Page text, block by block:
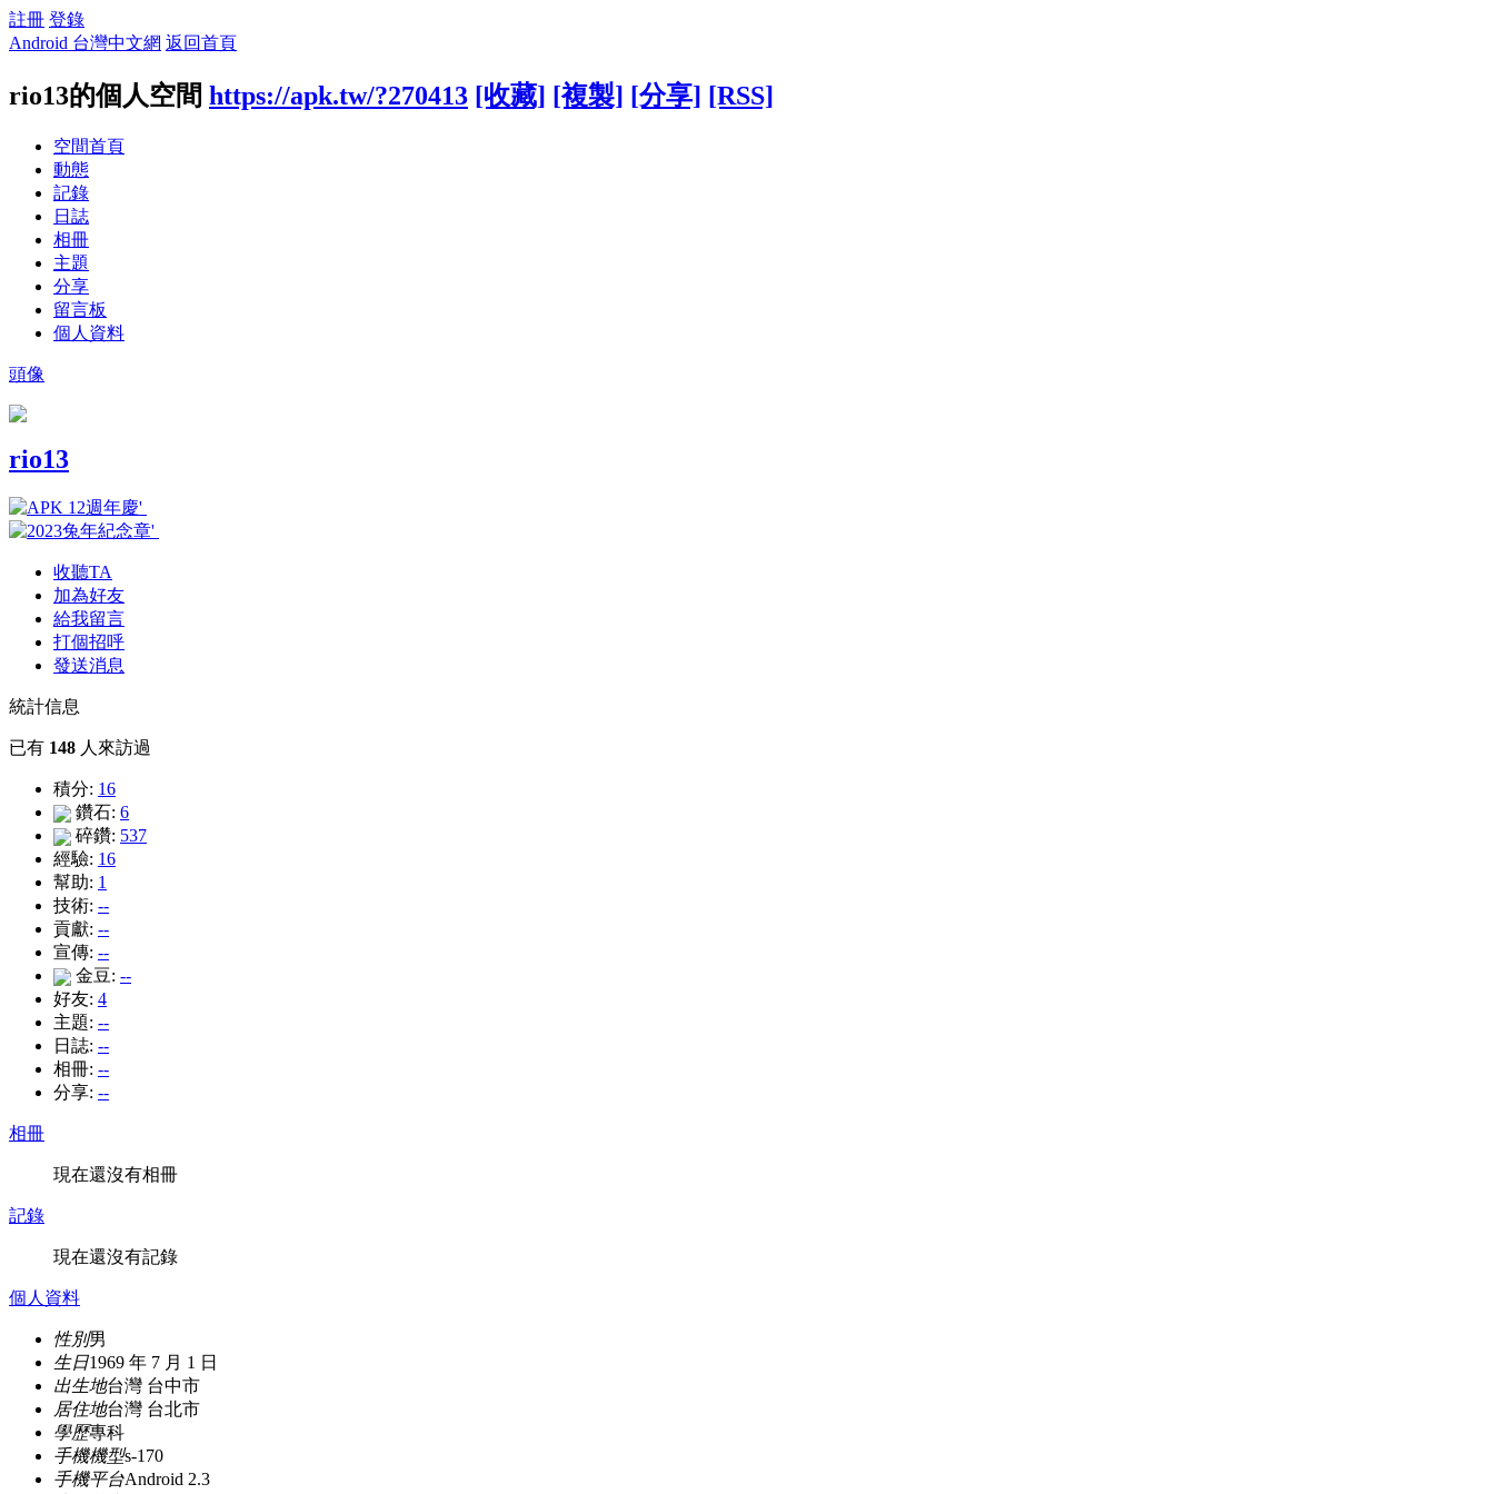
註冊 登錄
Android 台灣中文網 返回首頁
rio13的個人空間 https://apk.tw/?270413 [收藏] [複製] [分享] [RSS]
空間首頁
動態
記錄
日誌
相冊
主題
分享
留言板
個人資料
頭像
rio13
收聽TA
加為好友
給我留言
打個招呼
發送消息
統計信息
已有 148 人來訪過
積分: 16
鑽石: 6
碎鑽: 537
經驗: 16
幫助: 1
技術: --
貢獻: --
宣傳: --
金豆: --
好友: 4
主題: --
日誌: --
相冊: --
分享: --
相冊
現在還沒有相冊
記錄
現在還沒有記錄
個人資料
性別男
生日1969 年 7 月 1 日
出生地台灣 台中市
居住地台灣 台北市
學歷專科
手機機型s-170
手機平台Android 2.3